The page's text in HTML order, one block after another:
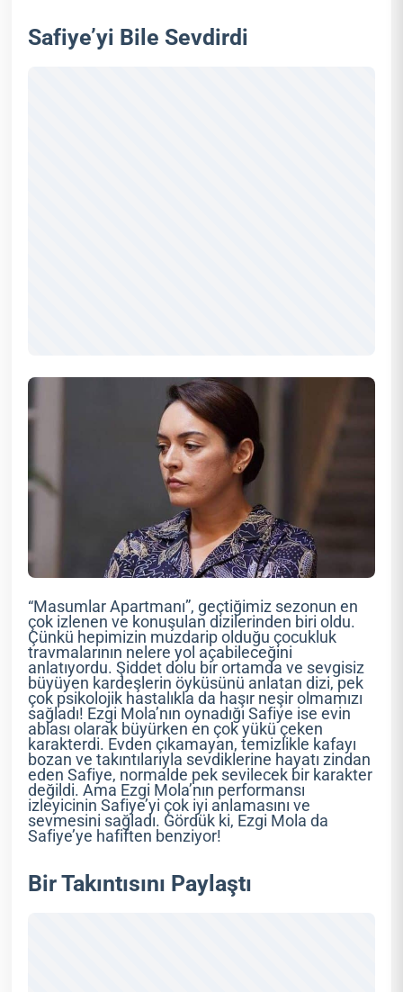
Safiye’yi Bile Sevdirdi
“Masumlar Apartmanı”, geçtiğimiz sezonun en
çok izlenen ve konuşulan dizilerinden biri oldu.
Çünkü hepimizin muzdarip olduğu çocukluk
travmalarının nelere yol açabileceğini
anlatıyordu. Şiddet dolu bir ortamda ve sevgisiz
büyüyen kardeşlerin öyküsünü anlatan dizi, pek
çok psikolojik hastalıkla da haşır neşir olmamızı
sağladı! Ezgi Mola’nın oynadığı Safiye ise evin
ablası olarak büyürken en çok yükü çeken
karakterdi. Evden çıkamayan, temizlikle kafayı
bozan ve takıntılarıyla sevdiklerine hayatı zindan
eden Safiye, normalde pek sevilecek bir karakter
değildi. Ama Ezgi Mola’nın performansı
izleyicinin Safiye’yi çok iyi anlamasını ve
sevmesini sağladı. Gördük ki, Ezgi Mola da
Safiye’ye hafiften benziyor!
Bir Takıntısını Paylaştı